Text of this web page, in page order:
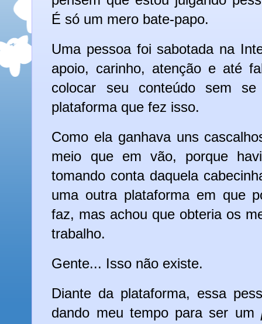
É só um mero bate-papo.
Uma pessoa foi sabotada na
apoio, carinho, atenção e até
colocar seu conteúdo sem
plataforma que fez isso.
Como ela ganhava uns
meio que em vão, porque
tomando conta daquela
uma outra plataforma em que
faz, mas achou que obteria os
trabalho.
Gente... Isso não existe.
Diante da plataforma, essa
dando meu tempo para ser um